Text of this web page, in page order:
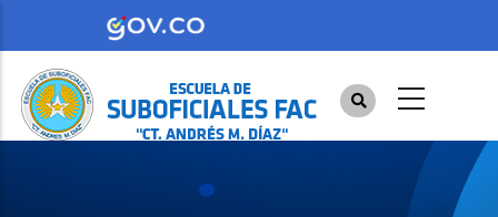
contenido
principal